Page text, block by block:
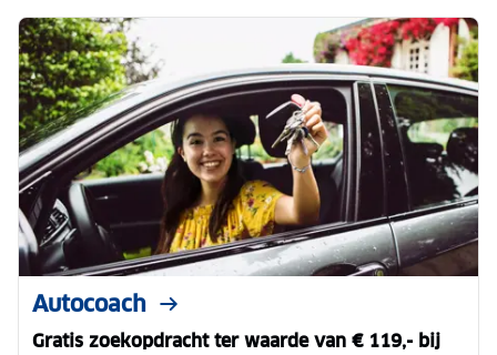
Autocoach
Gratis zoekopdracht ter waarde van € 119,- bij